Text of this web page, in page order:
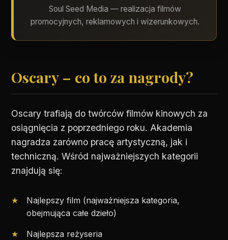
Soul Seed Media — realizacja filmów
promocyjnych, reklamowych i wizerunkowych.
Oscary – co to za nagrody?
Oscary trafiają do twórców filmów kinowych za
osiągnięcia z poprzedniego roku. Akademia
nagradza zarówno pracę artystyczną, jak i
techniczną. Wśród najważniejszych kategorii
znajdują się:
Najlepszy film (najważniejsza kategoria,
obejmująca całe dzieło)
Najlepsza reżyseria